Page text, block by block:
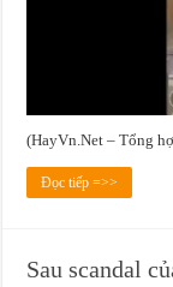
(HayVn.Net – Tổng
Đọc tiếp =>>
Sau scandal